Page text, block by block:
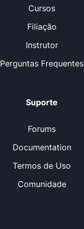
Cursos
Filiação
Instrutor
Perguntas Frequentes
Suporte
Forums
Documentation
Termos de Uso
Comunidade